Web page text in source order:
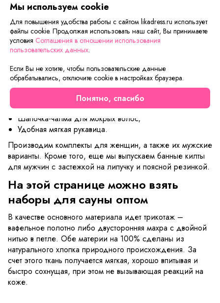
или дома, после душа либо ванны. Высокая степень
гигроскопичности обеспечена особенностями ткани –
она хорошо впитывает, отводит и испаряет влагу от
распаренного тела.
бани и сауны
В стандартную комплектацию входят:
Полотенце-накидка с вшитой эластичной резинкой;
Шапочка-чалма для мокрых волос;
Удобная мягкая рукавица.
Производим комплекты для женщин, а также их мужские
варианты. Кроме того, еще мы выпускаем банные килты
для мужчин с застежкой на липучку и поясной резинкой.
На этой странице можно взять
наборы для сауны оптом
В качестве основного материала идет трикотаж –
вафельное полотно либо двусторонняя махра с двойной
нитью в петле. Обе материи на 100% сделаны из
натурального хлопка природного происхождения. За
счет этого ткань получается мягкая, хорошо впитывая и
быстро сохнущая, при этом не вызывающая реакций на
коже.
Мы используем cookie
Для повышения удобства работы с сайтом likadress.ru использует
файлы cookie. Продолжая использовать наш сайт, Вы принимаете
условия Соглашения в отношении использования
пользовательских данных.
Если Вы не хотите, чтобы пользовательские данные
обрабатывались, отключите cookie в настройках браузера.
Понятно, спасибо